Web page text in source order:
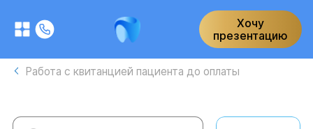
Хочу
презентацию
Работа с квитанцией пациента до оплаты